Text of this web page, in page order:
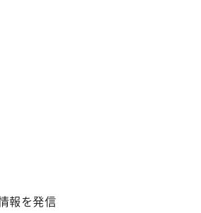
報を発信